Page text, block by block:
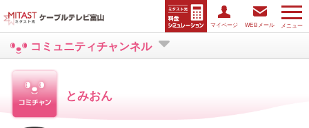
メニュー
マイページ WEBメール
コミュニティチャンネル
とみおん